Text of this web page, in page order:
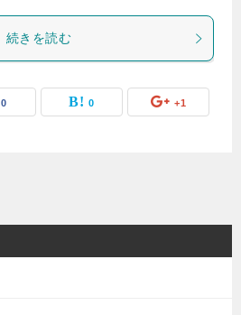
続きを読む
0 0 +1